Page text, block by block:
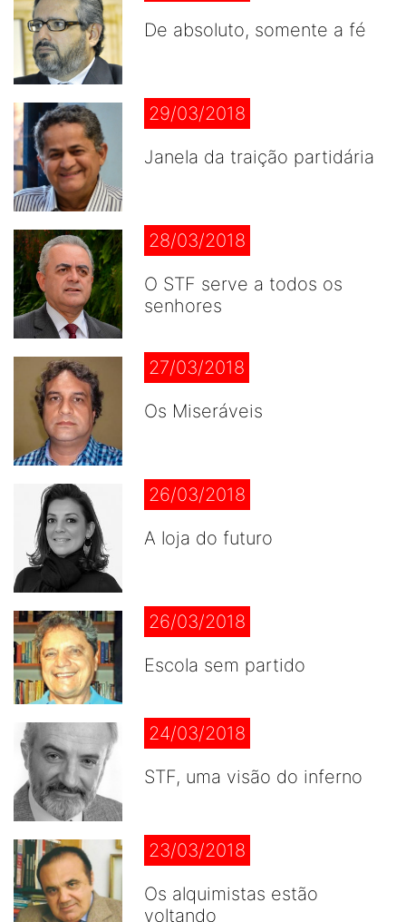
De absoluto, somente a fé
29/03/2018
Janela da traição partidária
28/03/2018
O STF serve a todos os
senhores
27/03/2018
Os Miseráveis
26/03/2018
A loja do futuro
26/03/2018
Escola sem partido
24/03/2018
STF, uma visão do inferno
23/03/2018
Os alquimistas estão
voltando